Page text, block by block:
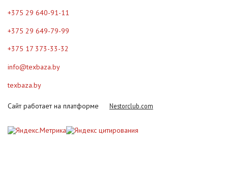
+375 29 640-91-11
+375 29 649-79-99
+375 17 373-33-32
info@texbaza.by
texbaza.by
Сайт работает на платформе Nestorclub.com